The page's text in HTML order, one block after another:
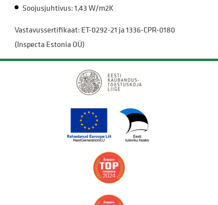
Soojusjuhtivus: 1,43 W/m2K
Vastavussertifikaat: ET-0292-21 ja 1336-CPR-0180
(Inspecta Estonia OÜ)